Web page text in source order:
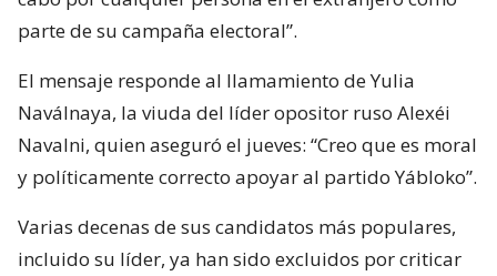
parte de su campaña electoral”.
El mensaje responde al llamamiento de Yulia
Naválnaya, la viuda del líder opositor ruso Alexéi
Navalni, quien aseguró el jueves: “Creo que es moral
y políticamente correcto apoyar al partido Yábloko”.
Varias decenas de sus candidatos más populares,
incluido su líder, ya han sido excluidos por criticar